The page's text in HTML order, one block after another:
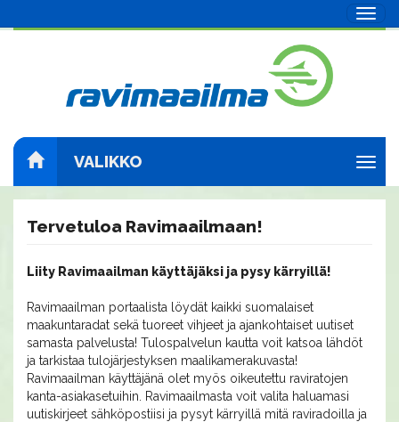
VALIKKO
Tervetuloa Ravimaailmaan!
Liity Ravimaailman käyttäjäksi ja pysy kärryillä!
Ravimaailman portaalista löydät kaikki suomalaiset
maakuntaradat sekä tuoreet vihjeet ja ajankohtaiset uutiset
samasta palvelusta! Tulospalvelun kautta voit katsoa lähdöt
ja tarkistaa tulojärjestyksen maalikamerakuvasta!
Ravimaailman käyttäjänä olet myös oikeutettu raviratojen
kanta-asiakasetuihin. Ravimaailmasta voit valita haluamasi
uutiskirjeet sähköpostiisi ja pysyt kärryillä mitä raviradoilla ja